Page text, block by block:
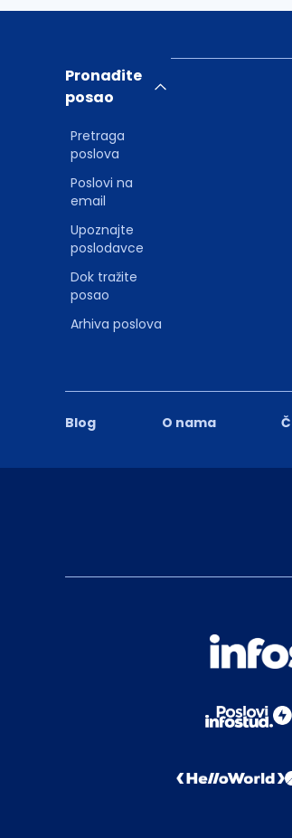
Blog O nama
Pronađite
posao
Pretraga
poslova
Poslovi na
email
Upoznajte
poslodavce
Dok tražite
posao
Arhiva poslova